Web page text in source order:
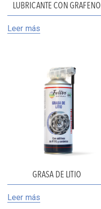
LUBRICANTE CON GRAFENO
Leer más
GRASA DE LITIO
Leer más